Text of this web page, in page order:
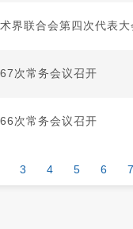
界联合会第四次代表大
次常务会议召开
次常务会议召开
3 4 5 6 7